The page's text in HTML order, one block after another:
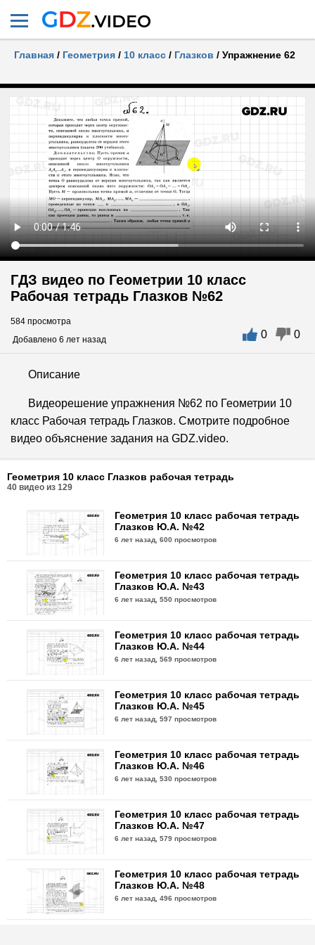
Главная / Геометрия / 10 класс / Глазков / Упражнение 62
ГДЗ видео по Геометрии 10 класс
Рабочая тетрадь Глазков №62
584 просмотра
Добавлено 6 лет назад
0 0
Описание
Видеорешение упражнения №62 по Геометрии 10
класс Рабочая тетрадь Глазков. Смотрите подробное
видео объяснение задания на GDZ.video.
Геометрия 10 класс Глазков рабочая тетрадь
40 видео из 129
Геометрия 10 класс рабочая тетрадь
Глазков Ю.А. №42
6 лет назад,600 просмотров
Геометрия 10 класс рабочая тетрадь
Глазков Ю.А. №43
6 лет назад,550 просмотров
Геометрия 10 класс рабочая тетрадь
Глазков Ю.А. №44
6 лет назад,569 просмотров
Геометрия 10 класс рабочая тетрадь
Глазков Ю.А. №45
6 лет назад,597 просмотров
Геометрия 10 класс рабочая тетрадь
Глазков Ю.А. №46
6 лет назад,530 просмотров
Геометрия 10 класс рабочая тетрадь
Глазков Ю.А. №47
6 лет назад,579 просмотров
Геометрия 10 класс рабочая тетрадь
Глазков Ю.А. №48
6 лет назад,496 просмотров